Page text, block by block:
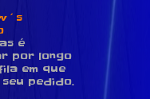
é
por longo
em que
pedido.